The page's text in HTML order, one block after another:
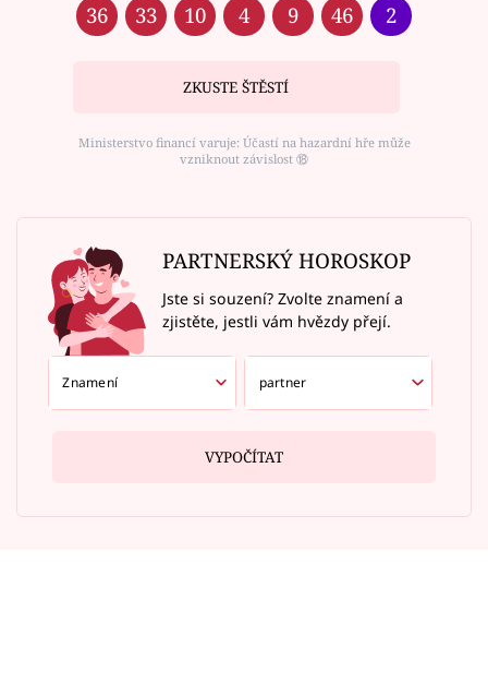
36 33 10 4 9 46 2
ZKUSTE ŠTĚSTÍ
Ministerstvo financí varuje: Účastí na hazardní hře může
vzniknout závislost ⑱
PARTNERSKÝ HOROSKOP
Jste si souzení? Zvolte znamení a
zjistěte, jestli vám hvězdy přejí.
VYPOČÍTAT